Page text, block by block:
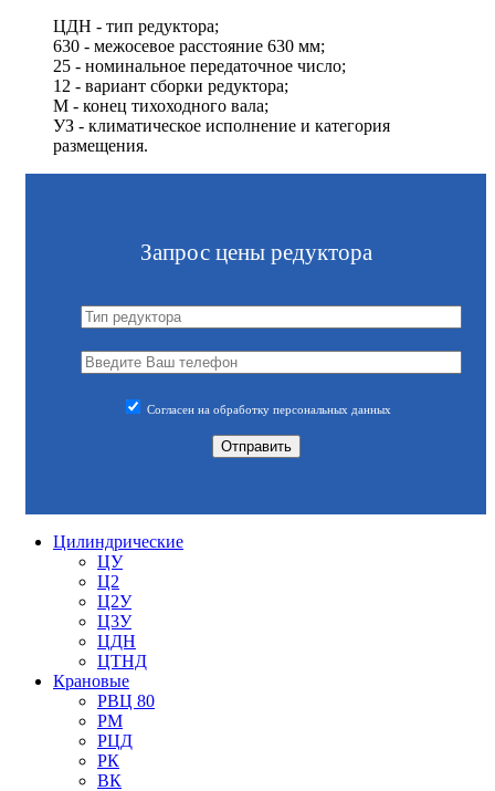
ЦДН - тип редуктора;
630 - межосевое расстояние 630 мм;
25 - номинальное передаточное число;
12 - вариант сборки редуктора;
М - конец тихоходного вала;
УЗ - климатическое исполнение и категория
размещения.
Запрос цены редуктора
Согласен на обработку персональных данных
Цилиндрические
ЦУ
Ц2
Ц2У
Ц3У
ЦДН
ЦТНД
Крановые
РВЦ 80
РМ
РЦД
РК
ВК